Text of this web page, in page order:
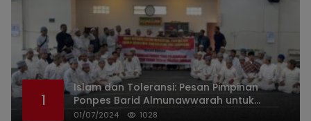
1
Islam dan Toleransi: Pesan Pimpinan
Ponpes Barid Almunawwarah untuk
Indonesia
01/07/2024 1028